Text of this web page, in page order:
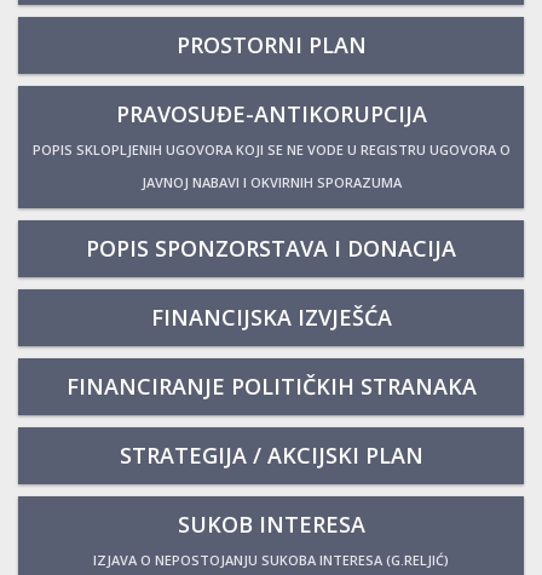
PROSTORNI PLAN
PRAVOSUĐE-ANTIKORUPCIJA
POPIS SKLOPLJENIH UGOVORA KOJI SE NE VODE U REGISTRU UGOVORA O
JAVNOJ NABAVI I OKVIRNIH SPORAZUMA
POPIS SPONZORSTAVA I DONACIJA
FINANCIJSKA IZVJEŠĆA
FINANCIRANJE POLITIČKIH STRANAKA
STRATEGIJA / AKCIJSKI PLAN
SUKOB INTERESA
IZJAVA O NEPOSTOJANJU SUKOBA INTERESA (G.RELJIĆ)